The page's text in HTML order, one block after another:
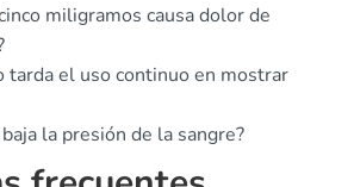
miligramos causa dolor de
tarda el uso continuo en mostrar
la presión de la sangre?